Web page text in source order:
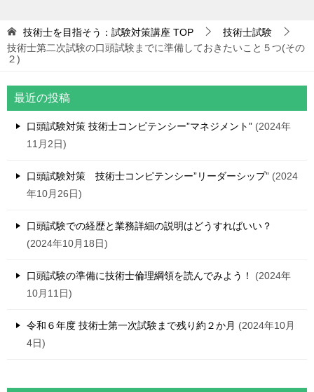
技術士を目指そう：試験対策講座 TOP
技術士試験
技術士第二次試験の口頭試験までに準備しておきたいこと５つ(その
２)
最近の投稿
口頭試験対策 技術士コンピテンシー”マネジメント”
2024年
11月2日
口頭試験対策 技術士コンピテンシー”リーダーシップ”
2024
年10月26日
口頭試験での経歴と業務詳細の説明はどうすればいい？
2024年10月18日
口頭試験の準備に技術士倫理綱領を読んでみよう！
2024年
10月11日
令和６年度 技術士第一次試験まで残り約２か月
2024年10月
4日